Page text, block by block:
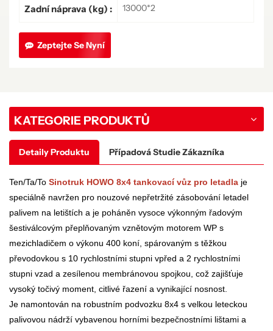
Zadní náprava (kg) : 13000*2
Zeptejte Se Nyní
KATEGORIE PRODUKTŮ
Detaily Produktu Případová Studie Zákazníka
Ten/Ta/To Sinotruk HOWO 8x4 tankovací vůz pro letadla je
speciálně navržen pro nouzové nepřetržité zásobování letadel
palivem na letištích a je poháněn vysoce výkonným řadovým
šestiválcovým přeplňovaným vznětovým motorem WP s
mezichladičem o výkonu 400 koní, spárovaným s těžkou
převodovkou s 10 rychlostními stupni vpřed a 2 rychlostními
stupni vzad a zesílenou membránovou spojkou, což zajišťuje
vysoký točivý moment, citlivé řazení a vynikající nosnost.
Je namontován na robustním podvozku 8x4 s velkou leteckou
palivovou nádrží vybavenou horními bezpečnostními lištami a